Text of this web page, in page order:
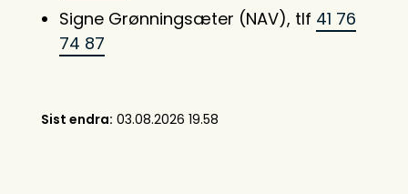
Signe Grønningsæter (NAV), tlf 41 76
74 87
Sist endra 03.08.2026 19.58